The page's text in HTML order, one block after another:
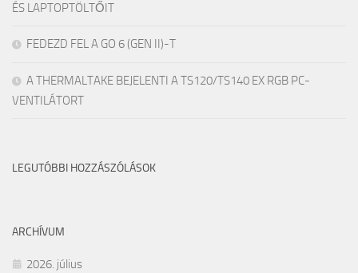
ÉS LAPTOPTÖLTŐIT
FEDEZD FEL A GO 6 (GEN II)-T
A THERMALTAKE BEJELENTI A TS120/TS140 EX RGB PC-
VENTILÁTORT
LEGUTÓBBI HOZZÁSZÓLÁSOK
ARCHÍVUM
2026. július